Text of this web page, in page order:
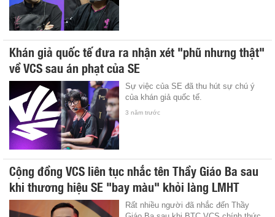
Khán giả quốc tế đưa ra nhận xét "phũ nhưng thật"
về VCS sau án phạt của SE
Sự việc của SE đã thu hút sự chú ý
của khán giả quốc tế.
3 năm trước
Cộng đồng VCS liên tục nhắc tên Thầy Giáo Ba sau
khi thương hiệu SE "bay màu" khỏi làng LMHT
Rất nhiều người đã nhắc đến Thầy